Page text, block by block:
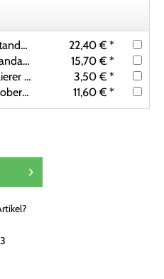
Queue-Koffer Standard, für 1 Unterteil /1 Oberteil
22,40 € *
Reparaturset Standard für Klebeleder
15,70 € *
Queueschaftpolierer (Slicker)
3,50 € *
Ledertrimmer Robertson Maxima
11,60 € *